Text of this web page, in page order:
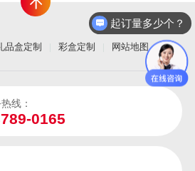
品盒定制 彩盒定制 网站地图
线：
0165
起订量多少个？